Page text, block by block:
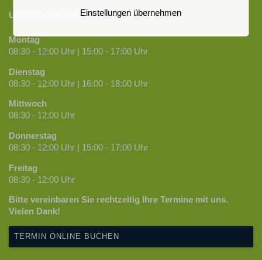
UNSERE SPRECHZEITEN
Montag
08:30 - 12:00 Uhr | 15:00 - 17:00 Uhr
Dienstag
08:30 - 12:00 Uhr | 16:00 - 18:00 Uhr
Mittwoch
08:30 - 12:00 Uhr
Donnerstag
08:30 - 12:00 Uhr | 15:00 - 17:00 Uhr
Freitag
08:30 - 12:00 Uhr
Bitte vereinbaren Sie rechtzeitig Ihre Termine mit uns.
Vielen Dank!
TERMIN ONLINE BUCHEN
Einstellungen übernehmen